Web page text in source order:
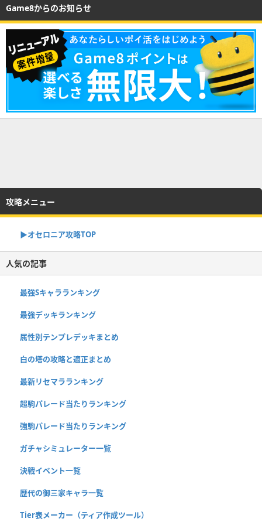
Game8からのお知らせ
攻略メニュー
▶︎オセロニア攻略TOP
人気の記事
最強Sキャラランキング
最強デッキランキング
属性別テンプレデッキまとめ
白の塔の攻略と適正まとめ
最新リセマラランキング
超駒パレード当たりランキング
強駒パレード当たりランキング
ガチャシミュレーター一覧
決戦イベント一覧
歴代の御三家キャラ一覧
Tier表メーカー（ティア作成ツール）